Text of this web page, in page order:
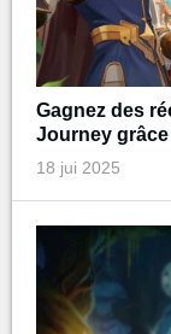
Gagnez des
Journey
18 jui 2025